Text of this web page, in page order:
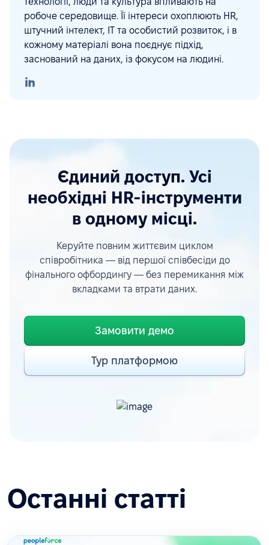
робоче середовище. Її інтереси охоплюють HR,
штучний інтелект, ІТ та особистий розвиток, і в
кожному матеріалі вона поєднує підхід,
заснований на даних, із фокусом на людині.
Єдиний доступ. Усі
необхідні HR-інструменти
в одному місці.
Керуйте повним життєвим циклом
співробітника — від першої співбесіди до
фінального офбордингу — без перемикання між
вкладками та втрати даних.
Замовити демо
Тур платформою
Останні статті